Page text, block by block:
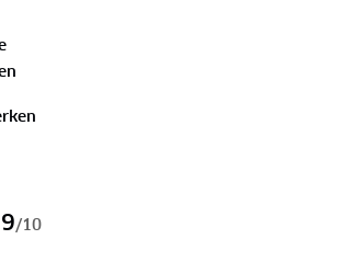
zoals het Pieterpad, maar
met minder bekende parels zoals
Trail en de Sentier des Abbayes
nu een doorgewinterde hiker bent
van dit boek?
in Nederland, België
9/10